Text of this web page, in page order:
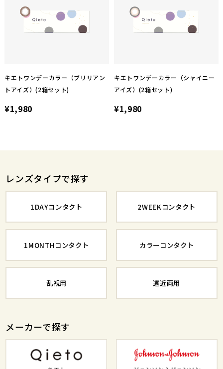
キエトワンデーカラー（ブリリアン
トアイズ）(2箱セット)
¥1,980
キエトワンデーカラー（シャイニー
アイズ）(2箱セット)
¥1,980
レンズタイプで探す
1DAYコンタクト 2WEEKコンタクト
1MONTHコンタクト カラーコンタクト
乱視用 遠近両用
メーカーで探す